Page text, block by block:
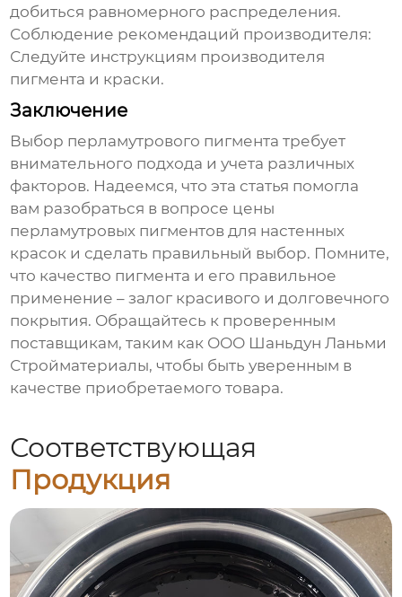
добиться равномерного распределения.
Соблюдение рекомендаций производителя:
Следуйте инструкциям производителя
пигмента и краски.
Заключение
Выбор перламутрового пигмента требует
внимательного подхода и учета различных
факторов. Надеемся, что эта статья помогла
вам разобраться в вопросе цены
перламутровых пигментов для настенных
красок и сделать правильный выбор. Помните,
что качество пигмента и его правильное
применение – залог красивого и долговечного
покрытия. Обращайтесь к проверенным
поставщикам, таким как ООО Шаньдун Ланьми
Стройматериалы, чтобы быть уверенным в
качестве приобретаемого товара.
Соответствующая
Продукция